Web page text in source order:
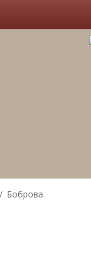
Боброва